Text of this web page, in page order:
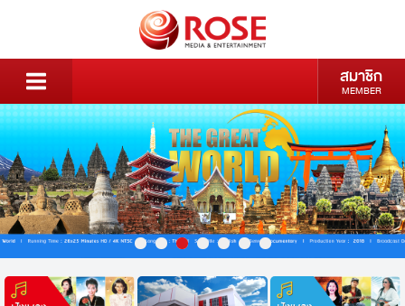
สมาชิก
MEMBER